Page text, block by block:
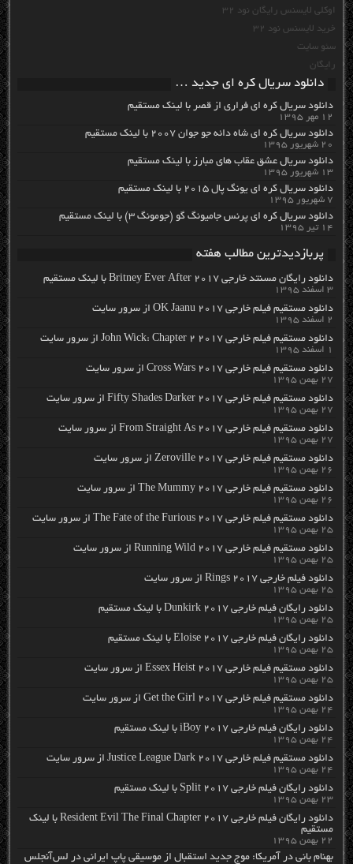
اوکلی لایسنس رایگان نود 32
خرید لایسنس نود 32
سئو سایت
رایگان
دانلود سریال کره ای جدید …
دانلود سریال کره ای فراری از قصر با لینک مستقیم
۱۲ مهر ۱۳۹۵
دانلود سریال کره ای شاه دائه جو جوان ۲۰۰۷ با لینک مستقیم
۲۰ شهریور ۱۳۹۵
دانلود سریال عشق عقاب های مبارز با لینک مستقیم
۱۳ شهریور ۱۳۹۵
دانلود سریال کره ای یونگ پال ۲۰۱۵ با لینک مستقیم
۷ شهریور ۱۳۹۵
دانلود سریال کره ای پرنس جامیونگ گو (جومونگ ۳) با لینک مستقیم
۱۴ تیر ۱۳۹۵
پربازدیدترین مطالب هفته
دانلود رایگان مسنتد خارجی Britney Ever After 2017 با لینک مستقیم
۳ اسفند ۱۳۹۵
دانلود مستقیم فیلم خارجی OK Jaanu 2017 از سرور سایت
۲ اسفند ۱۳۹۵
دانلود مستقیم فیلم خارجی John Wick: Chapter 2 2017 از سرور سایت
۱ اسفند ۱۳۹۵
دانلود مستقیم فیلم خارجی Cross Wars 2017 از سرور سایت
۲۷ بهمن ۱۳۹۵
دانلود مستقیم فیلم خارجی Fifty Shades Darker 2017 از سرور سایت
۲۷ بهمن ۱۳۹۵
دانلود مستقیم فیلم خارجی From Straight As 2017 از سرور سایت
۲۷ بهمن ۱۳۹۵
دانلود مستقیم فیلم خارجی Zeroville 2017 از سرور سایت
۲۶ بهمن ۱۳۹۵
دانلود مستقیم فیلم خارجی The Mummy 2017 از سرور سایت
۲۶ بهمن ۱۳۹۵
دانلود مستقیم فیلم خارجی The Fate of the Furious 2017 از سرور سایت
۲۵ بهمن ۱۳۹۵
دانلود مستقیم فیلم خارجی Running Wild 2017 از سرور سایت
۲۵ بهمن ۱۳۹۵
دانلود فیلم خارجی Rings 2017 از سرور سایت
۲۵ بهمن ۱۳۹۵
دانلود رایگان فیلم خارجی Dunkirk 2017 با لینک مستقیم
۲۵ بهمن ۱۳۹۵
دانلود رایگان فیلم خارجی Eloise 2017 با لینک مستقیم
۲۵ بهمن ۱۳۹۵
دانلود مستقیم فیلم خارجی Essex Heist 2017 از سرور سایت
۲۵ بهمن ۱۳۹۵
دانلود مستقیم فیلم خارجی Get the Girl 2017 از سرور سایت
۲۴ بهمن ۱۳۹۵
دانلود رایگان فیلم خارجی iBoy 2017 با لینک مستقیم
۲۴ بهمن ۱۳۹۵
دانلود مستقیم فیلم خارجی Justice League Dark 2017 از سرور سایت
۲۴ بهمن ۱۳۹۵
دانلود رایگان فیلم خارجی Split 2017 با لینک مستقیم
۲۳ بهمن ۱۳۹۵
دانلود رایگان فیلم خارجی Resident Evil The Final Chapter 2017 با لینک
مستقیم
۲۲ بهمن ۱۳۹۵
بهنام بانی در آمریکا: موج جدید استقبال از موسیقی پاپ ایرانی در لس‌آنجلس